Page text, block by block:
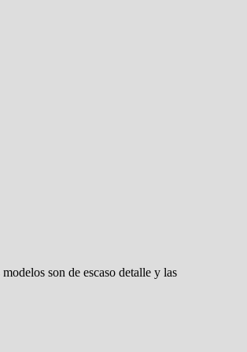
son de escaso detalle y las